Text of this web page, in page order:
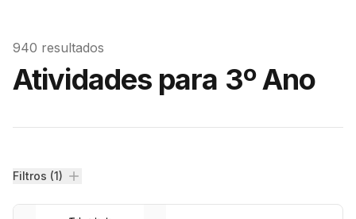
940 resultados
Atividades para 3º Ano
Filtros
Filtros (1)